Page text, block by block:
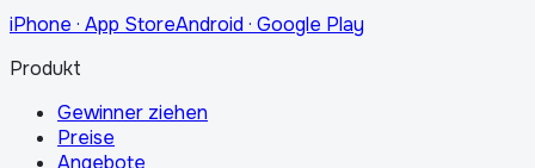
iPhone · App StoreAndroid · Google Play
Produkt
Gewinner ziehen
Preise
Angebote